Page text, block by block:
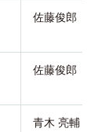
佐藤俊郎
佐藤俊郎
青木 亮輔